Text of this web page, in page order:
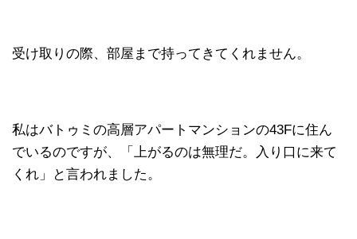
受け取りの際、部屋まで持ってきてくれません。
私はバトゥミの高層アパートマンションの43Fに住ん
でいるのですが、「上がるのは無理だ。入り口に来て
くれ」と言われました。